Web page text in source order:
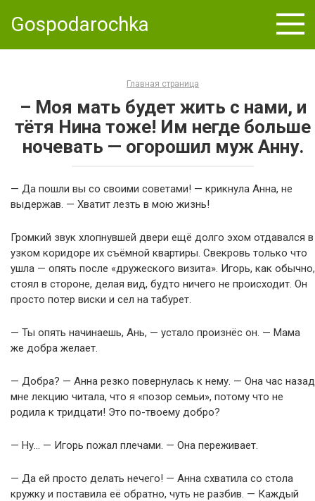
Gospodarochka
Главная страница
– Моя мать будет жить с нами, и
тётя Нина тоже! Им негде больше
ночевать — огорошил муж Анну.
— Да пошли вы со своими советами! — крикнула Анна, не
выдержав. — Хватит лезть в мою жизнь!
Громкий звук хлопнувшей двери ещё долго эхом отдавался в
узком коридоре их съёмной квартиры. Свекровь только что
ушла — опять после «дружеского визита». Игорь, как обычно,
стоял в стороне, делая вид, будто ничего не происходит. Он
просто потер виски и сел на табурет.
— Ты опять начинаешь, Ань, — устало произнёс он. — Мама
же добра желает.
— Добра? — Анна резко повернулась к нему. — Она час назад
мне лекцию читала, что я «позор семьи», потому что не
родила к тридцати! Это по-твоему добро?
— Ну… — Игорь пожал плечами. — Она переживает.
— Да ей просто делать нечего! — Анна схватила со стола
кружку и поставила её обратно, чуть не разбив. — Каждый